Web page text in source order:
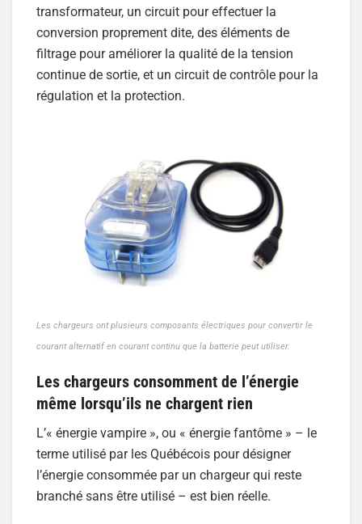
transformateur, un circuit pour effectuer la
conversion proprement dite, des éléments de
filtrage pour améliorer la qualité de la tension
continue de sortie, et un circuit de contrôle pour la
régulation et la protection.
Les chargeurs ont plusieurs composants électriques pour convertir le
courant alternatif en courant continu que la batterie peut utiliser.
Les chargeurs consomment de l’énergie
même lorsqu’ils ne chargent rien
L’« énergie vampire », ou « énergie fantôme » – le
terme utilisé par les Québécois pour désigner
l’énergie consommée par un chargeur qui reste
branché sans être utilisé – est bien réelle.